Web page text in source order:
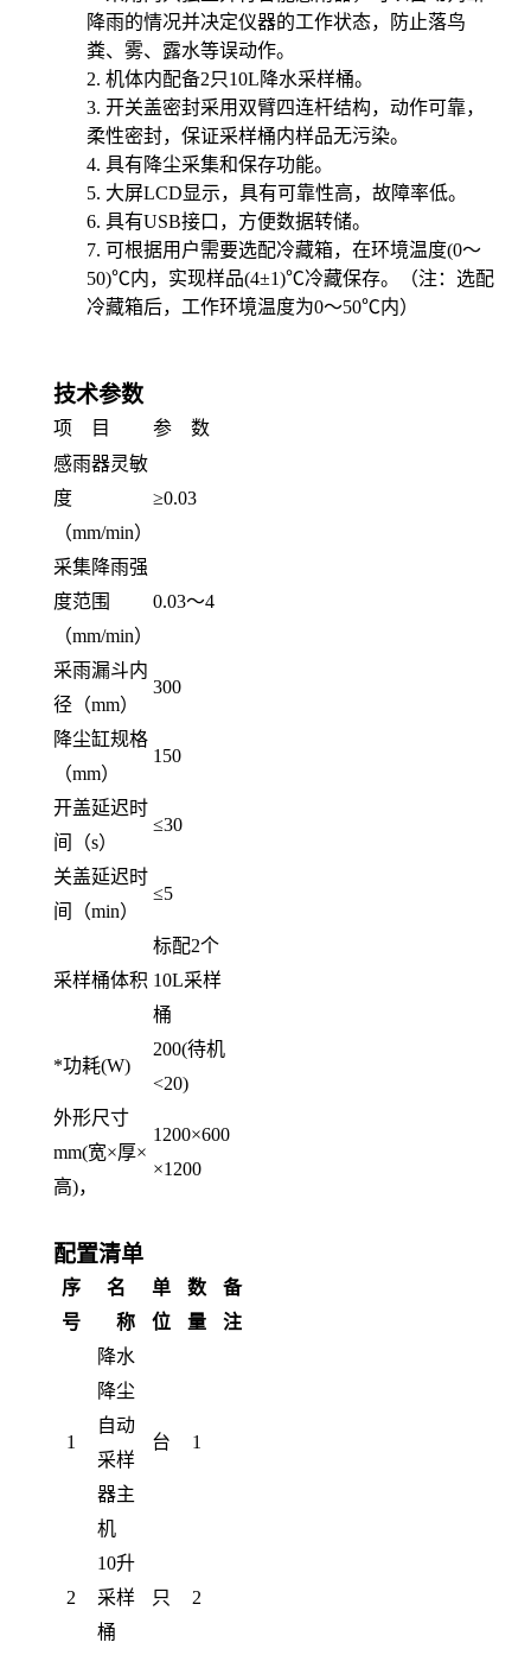
降雨的情况并决定仪器的工作状态，防止落鸟
粪、雾、露水等误动作。
2. 机体内配备2只10L 降水采样桶。
3. 开关盖密封采用双臂四连杆结构，动作可靠，
柔性密封，保证采样桶内样品无污染。
4. 具有降尘采集和保存功能。
5. 大屏LCD显示，具有可靠性高，故障率低。
6. 具有USB接口，方便数据转储。
7. 可根据用户需要选配冷藏箱，在环境温度(0～
50)℃内，实现样品(4±1)℃冷藏保存。（注：选配
冷藏箱后，工作环境温度为0～50℃内）
技术参数
项 目
参 数
感雨器灵敏
度
（mm/min）
≥0.03
采集降雨强
度范围
（mm/min）
0.03～4
采雨漏斗内
径 （mm）
300
降尘缸规格
（mm）
150
开盖延迟时
间
（s）
≤30
关盖延迟时
间
（min）
≤5
采样桶体积
标配2个
10L采样
桶
*功耗(W)
200(待机
<20)
外形尺寸
mm(宽×厚×
高)，
1200×600
×1200
配置清单
序
号
名
称
单
位
数
量
备
注
1
降水
降尘
自动
采样
器主
机
台 1
2
10升
采样
桶
只 2